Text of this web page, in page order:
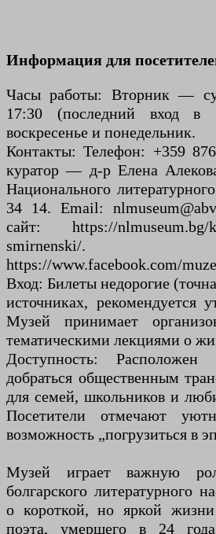
Информация для
Часы работы: Вторник —
17:30 (последний вход в
воскресенье и понедельник.
Контакты: Телефон: +359
куратор — д-р Елена
Национального
34 14. Email:
сайт: https://nlmuseum.bg/
smirnenski/.
https://www.facebook.com/
Вход: Билеты недорогие
источниках, рекомендуется
Музей принимает
тематическими лекциями о
Доступность:
добраться общественным
для семей, школьников и
Посетители отмечают
возможность „погрузиться в
Музей играет важную
болгарского литературного
о короткой, но яркой
поэта, умершего в 24